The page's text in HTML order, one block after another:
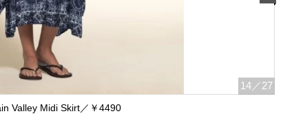
14 ／27
Valley Midi Skirt／￥4490